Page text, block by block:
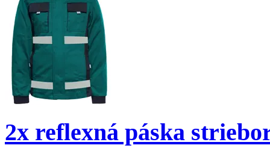
2x reflexná páska